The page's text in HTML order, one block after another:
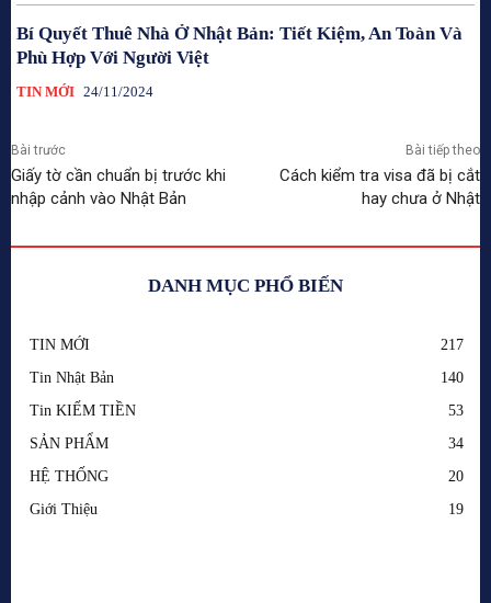
Bí Quyết Thuê Nhà Ở Nhật Bản: Tiết Kiệm, An Toàn Và
Phù Hợp Với Người Việt
TIN MỚI 24/11/2024
Bài trước
Giấy tờ cần chuẩn bị trước khi
nhập cảnh vào Nhật Bản
Bài tiếp theo
Cách kiểm tra visa đã bị cắt
hay chưa ở Nhật
DANH MỤC PHỔ BIẾN
TIN MỚI
217
Tin Nhật Bản
140
Tin KIẾM TIỀN
53
SẢN PHẨM
34
HỆ THỐNG
20
Giới Thiệu
19